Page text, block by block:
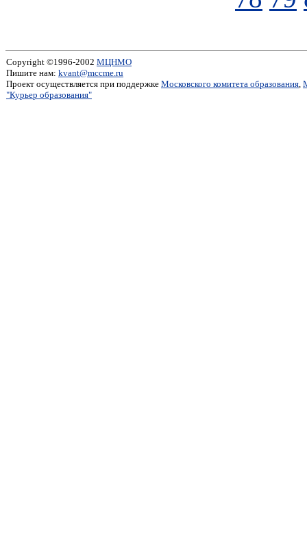
Copyright ©1996-2002 МЦНМО
Пишите нам: kvant@mccme.ru
Проект осуществляется при поддержке Московского комитета образования,
"Курьер образования"